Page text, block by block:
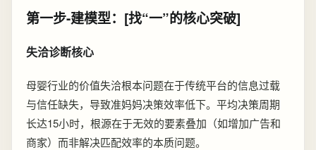
第一步-建模型：[找“一”的核心突破]
失洽诊断核心
母婴行业的价值失洽根本问题在于传统平台的信息过载
与信任缺失，导致准妈妈决策效率低下。平均决策周期
长达15小时，根源在于无效的要素叠加（如增加广告和
商家）而非解决匹配效率的本质问题。